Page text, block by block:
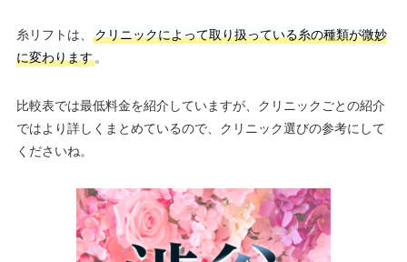
糸リフトは、
クリニックによって取り扱っている糸の種類が微妙
に変わります。
比較表では最低料金を紹介していますが、クリニックごとの紹介
ではより詳しくまとめているので、クリニック選びの参考にして
くださいね。